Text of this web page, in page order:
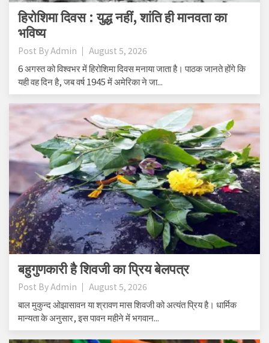
हिरोशिमा दिवस : युद्ध नहीं, शांति ही मानवता का
भविष्य
Post ByAdmin August 5, 2026
6 अगस्त को विश्वभर में हिरोशिमा दिवस मनाया जाता है। पाठक जानते होंगे कि
यही वह दिन है, जब वर्ष 1945 में अमेरिका ने जा...
बहुगुणकारी है शिवजी का प्रिय बेलपत्र
Post ByAdmin August 5, 2026
बाल मुकुन्द ओझासावन या श्रावण मास शिवजी को अत्यंत प्रिय है। धार्मिक
मान्यता के अनुसार, इस पावन महीने में भगवान...